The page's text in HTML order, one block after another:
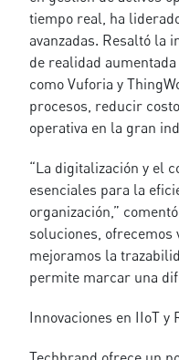
tiempo real, ha
avanzadas. Resaltó la
de realidad
como Vuforia y
procesos, reducir
operativa en la gran
“La digitalización y el
esenciales para la
organización,”
soluciones,
mejoramos la
permite marcar una
Innovaciones en IIoT y